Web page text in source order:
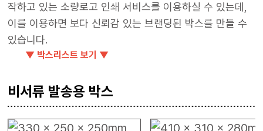
작하고 있는 소량로고 인쇄 서비스를 이용하실 수 있는데,
이를 이용하면 보다 신뢰감 있는 브랜딩된 박스를 만들 수
있습니다.
▼ 박스리스트 보기 ▼
비서류 발송용 박스